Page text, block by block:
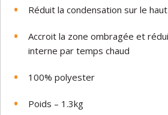
Réduit la condensation sur le
Accroit la zone ombragée et
interne par temps chaud
100% polyester
Poids – 1.3kg